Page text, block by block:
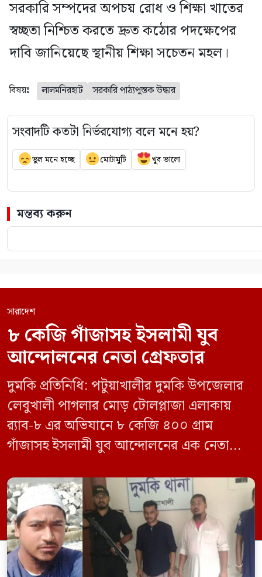
সরকারি সম্পদের অপচয় রোধ ও শিক্ষা খাতের
স্বচ্ছতা নিশ্চিত করতে দ্রুত কঠোর পদক্ষেপের
দাবি জানিয়েছে স্থানীয় শিক্ষা সচেতন মহল।
বিষয়ঃ লালমনিরহাট সরকারি পাঠ্যপুস্তক উদ্ধার
সংবাদটি কতটা নির্ভরযোগ্য বলে মনে হয়?
ভুল মনে হচ্ছে মোটামুটি খুব ভালো
মন্তব্য করুন
সারাদেশ
৮ কেজি গাঁজাসহ ইসলামী যুব
আন্দোলনের নেতা গ্রেফতার
দুমকি প্রতিনিধি: পটুয়াখালীর দুমকি উপজেলার
লেবুখালী পাগলার মোড় টোলপ্লাজা এলাকায়
র‍্যাব-৮ এর অভিযানে ৮ কেজি ৪০০ গ্রাম
গাঁজাসহ ইসলামী যুব আন্দোলনের এক নেতাকে
ভিত্তিতে অভিযান চালিয়ে মাদক চক্রের আরও
এক সদস্যকে আটক করা হয়। র‍্যাব ও পুলিশ
সূত্রে জানা গেছে, শুক্রবার গোপন সংবাদের
ভিত্তিতে র‍্যাব-৮, সিপিসি-১ পটুয়াখালী ক্যাম্পের
[…]